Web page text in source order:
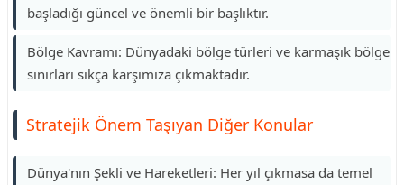
başladığı güncel ve önemli bir başlıktır.
Bölge Kavramı: Dünyadaki bölge türleri ve karmaşık bölge
sınırları sıkça karşımıza çıkmaktadır.
Stratejik Önem Taşıyan Diğer Konular
Dünya'nın Şekli ve Hareketleri: Her yıl çıkmasa da temel